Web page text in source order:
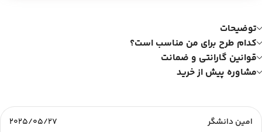
توضیحات
کدام طرح برای من مناسب است؟
قوانین گارانتی و ضمانت
مشاوره پیش از خرید
امین دانشگر 2025/05/27